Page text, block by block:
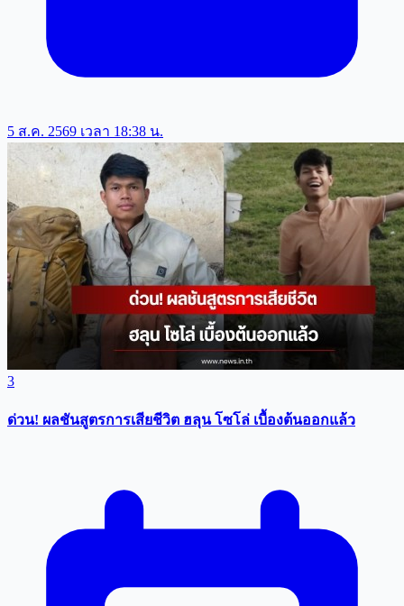
5 ส.ค. 2569 เวลา 18:38 น.
3
ด่วน! ผลชันสูตรการเสียชีวิต ฮลุน โซโล่ เบื้องต้นออกแล้ว